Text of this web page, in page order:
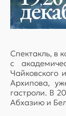
Спектакль, в
с
Чайковского
Архипова,
гастроли. В
Абхазию и